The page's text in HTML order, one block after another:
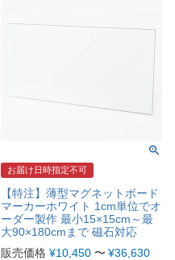
お届け日時指定不可
【特注】薄型マグネットボード
マーカーホワイト 1cm単位でオ
ーダー製作 最小15×15cm～最
大90×180cmまで 磁石対応
販売価格 ¥10,450 〜 ¥36,630